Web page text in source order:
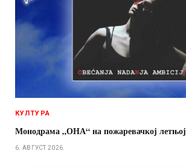
КУЛТУРА
Монодрама „ОНА“ на пожаревачкој
6. АВГУСТ 2026.